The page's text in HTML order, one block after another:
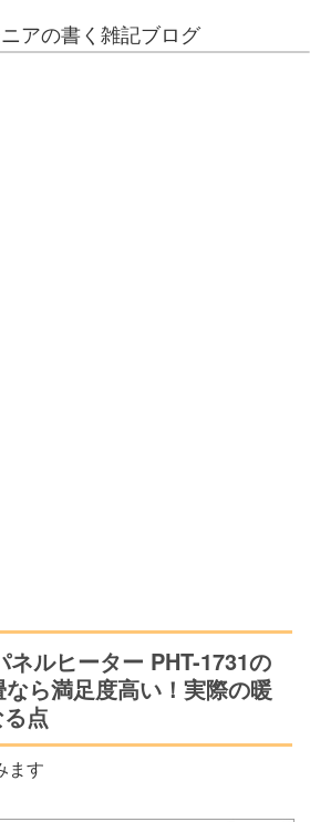
アの書く雑記ブログ
ネルヒーター PHT-1731の
ら満足度高い！実際の暖
点
ます